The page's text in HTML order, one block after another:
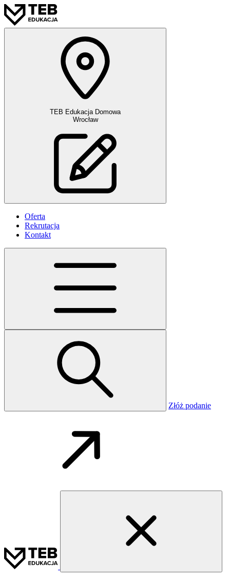
TEB Edukacja Domowa
Wrocław
Oferta
Rekrutacja
Kontakt
Złóż podanie